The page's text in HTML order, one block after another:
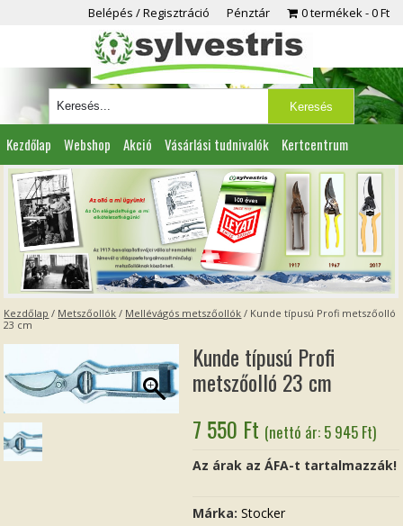
Belépés / Regisztráció Pénztár 0 termékek 0 Ft
Kezdőlap Webshop Akció Vásárlási tudnivalók Kertcentrum
Viszonteladóknak Partnereink Kapcsolat
Kezdőlap / Metszőollók / Mellévágós metszőollók / Kunde típusú Profi metszőolló
23 cm
Kunde típusú Profi
metszőolló 23 cm
7 550 Ft (nettó ár: 5 945 Ft)
Az árak az ÁFA-t tartalmazzák!
Márka:Stocker